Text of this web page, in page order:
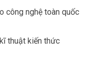
công nghệ toàn quốc
thuật kiến thức